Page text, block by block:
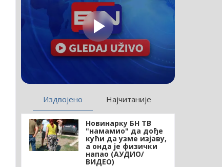
Издвојено Најчитаније
Новинарку БН ТВ
"намамио" да дође
кући да узме изјаву,
а онда је физички
напао (АУДИО/
ВИДЕО)